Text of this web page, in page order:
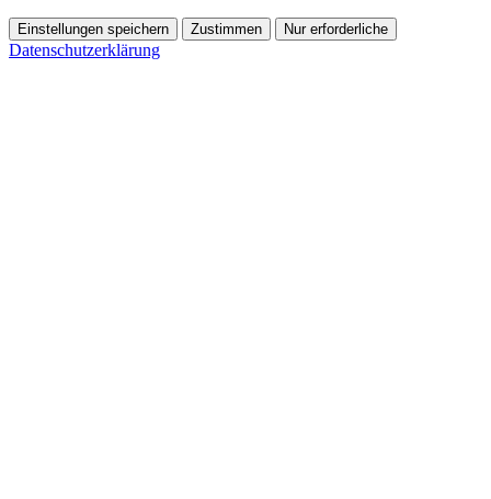
Einstellungen speichern Zustimmen Nur erforderliche
Datenschutzerklärung